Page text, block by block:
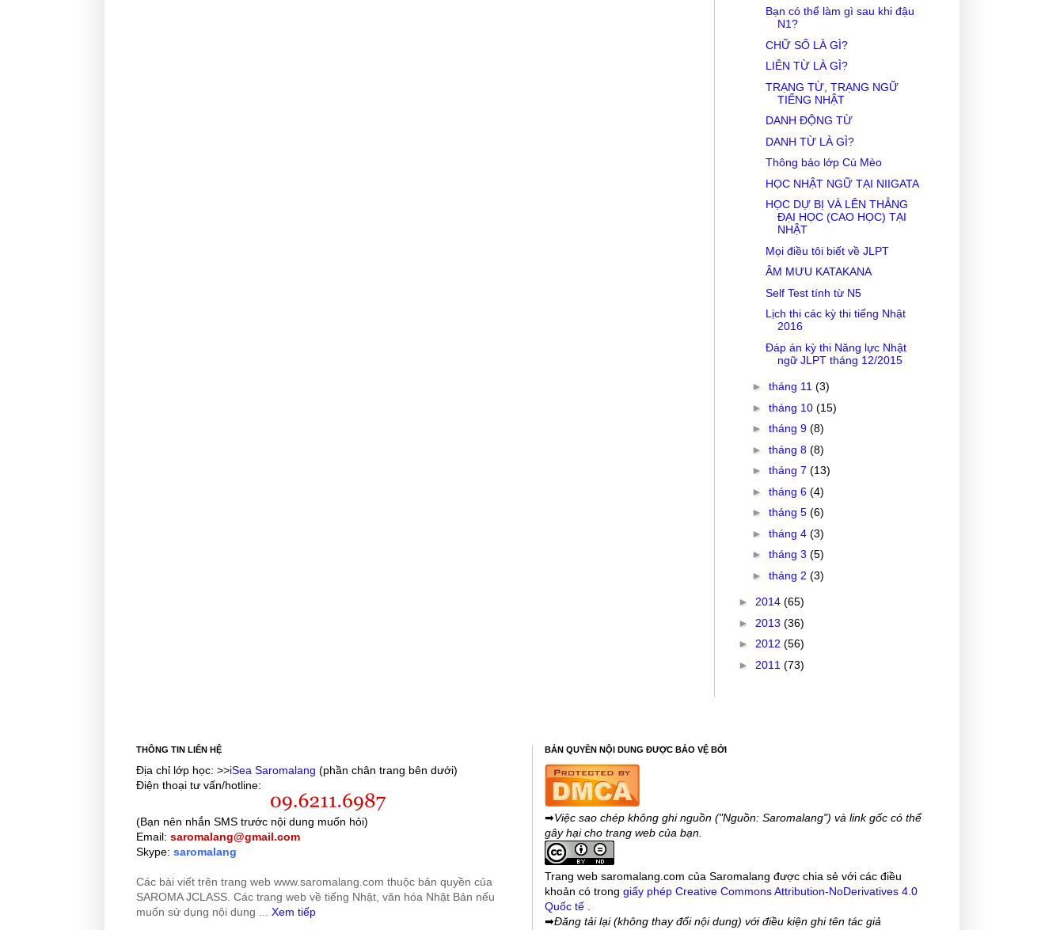
Bạn có thể làm gì sau khi đậu
N1?
CHỮ SỐ LÀ GÌ?
LIÊN TỪ LÀ GÌ?
TRẠNG TỪ, TRẠNG NGỮ
TIẾNG NHẬT
DANH ĐỘNG TỪ
DANH TỪ LÀ GÌ?
Thông báo lớp Cú Mèo
HỌC NHẬT NGỮ TẠI NIIGATA
HỌC DỰ BỊ VÀ LÊN THẲNG
ĐẠI HỌC (CAO HỌC) TẠI
NHẬT
Mọi điều tôi biết về JLPT
ÂM MƯU KATAKANA
Self Test tính từ N5
Lịch thi các kỳ thi tiếng Nhật
2016
Đáp án kỳ thi Năng lực Nhật
ngữ JLPT tháng 12/2015
► tháng 11 (3)
► tháng 10 (15)
► tháng 9 (8)
► tháng 8 (8)
► tháng 7 (13)
► tháng 6 (4)
► tháng 5 (6)
► tháng 4 (3)
► tháng 3 (5)
► tháng 2 (3)
► 2014 (65)
► 2013 (36)
► 2012 (56)
► 2011 (73)
THÔNG TIN LIÊN HỆ
Địa chỉ lớp học: >>iSea Saromalang (phần chân trang bên dưới)
Điện thoại tư vấn/hotline:
(Bạn nên nhắn SMS trước nội dung muốn hỏi)
Email: saromalang@gmail.com
Skype: saromalang
Các bài viết trên trang web www.saromalang.com thuộc bản quyền của
SAROMA JCLASS. Các trang web về tiếng Nhật, văn hóa Nhật Bản nếu
muốn sử dụng nội dung ... Xem tiếp
BẢN QUYỀN NỘI DUNG ĐƯỢC BẢO VỆ BỞI
➡Việc sao chép không ghi nguồn ("Nguồn: Saromalang") và link gốc có thể
gây hại cho trang web của bạn.
Trang web saromalang.com của Saromalang được chia sẻ với các điều
khoản có trong giấy phép Creative Commons Attribution-NoDerivatives 4.0
Quốc tế .
➡Đăng tải lại (không thay đổi nội dung) với điều kiện ghi tên tác giả